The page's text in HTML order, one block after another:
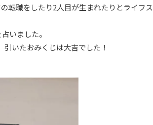
転職をしたり2人目が生まれたりとライフス
いました。
いたおみくじは大吉でした！